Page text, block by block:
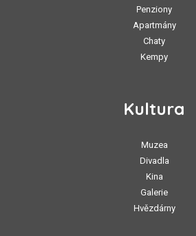
Penziony
Apartmány
Chaty
Kempy
Kultura
Muzea
Divadla
Kina
Galerie
Hvězdárny